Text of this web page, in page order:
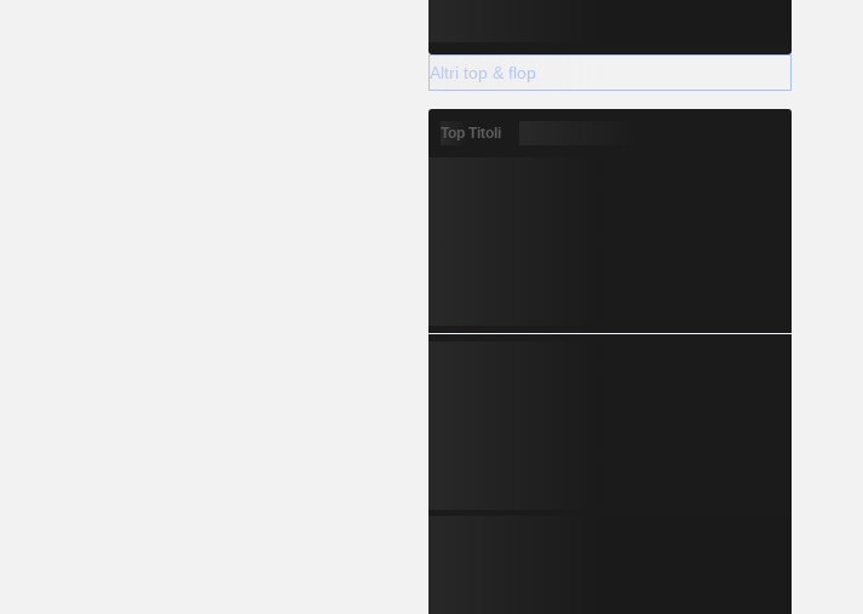
Altri top & flop
Top Titoli